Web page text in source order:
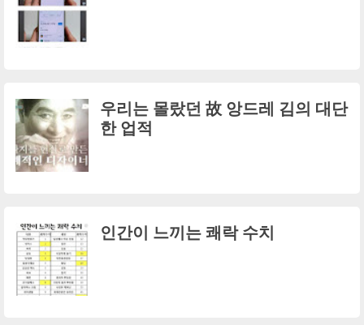
우리는 몰랐던 故 앙드레 김의 대단
한 업적
인간이 느끼는 쾌락 수치